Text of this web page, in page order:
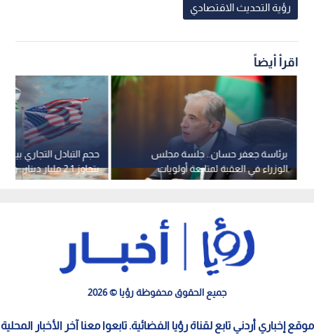
رؤية التحديث الاقتصادي
اقرأ أيضاً
حجم التبادل التجاري بين
مليونا
برئاسة جعفر حسان.. جلسة مجلس
الوزراء في العقبة لمتابعة أولويات
التنمية
جميع الحقوق محفوظة رؤيا © 2026
موقع إخباري أردني تابع لقناة رؤيا الفضائية. تابعوا معنا آخر الأخبار المحلية